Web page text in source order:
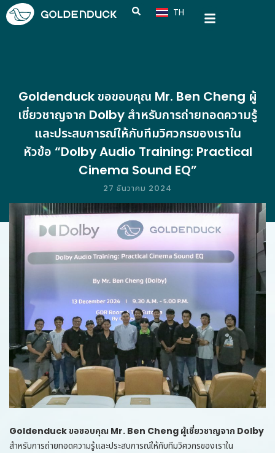
TH
CN
Goldenduck ขอขอบคุณ Mr. Ben Cheng ผู้
เชี่ยวชาญจาก Dolby สำหรับการถ่ายทอดความรู้
และประสบการณ์ให้กับทีมวิศวกรของเราใน
หัวข้อ “Dolby Audio Training: Practical
Cinema Sound EQ”
27 ธันวาคม 2024
Goldenduck ขอขอบคุณ Mr. Ben Cheng ผู้เชี่ยวชาญจาก Dolby
สำหรับการถ่ายทอดความรู้และประสบการณ์ให้กับทีมวิศวกรของเราใน